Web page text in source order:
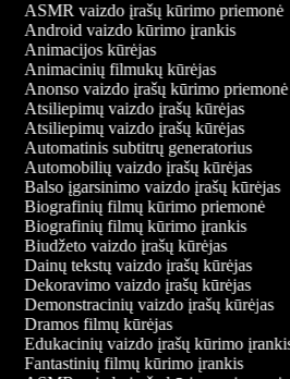
ASMR vaizdo įrašų kūrimo priemonė
Android vaizdo kūrimo įrankis
Animacijos kūrėjas
Animacinių filmukų kūrėjas
Anonso vaizdo įrašų kūrimo priemonė
Atsiliepimų vaizdo įrašų kūrėjas
Atsiliepimų vaizdo įrašų kūrėjas
Automatinis subtitrų generatorius
Automobilių vaizdo įrašų kūrėjas
Balso įgarsinimo vaizdo įrašų kūrėjas
Biografinių filmų kūrimo priemonė
Biografinių filmų kūrimo įrankis
Biudžeto vaizdo įrašų kūrėjas
Dainų tekstų vaizdo įrašų kūrėjas
Dekoravimo vaizdo įrašų kūrėjas
Demonstracinių vaizdo įrašų kūrėjas
Dramos filmų kūrėjas
Edukacinių vaizdo įrašų kūrimo įrankis
Fantastinių filmų kūrimo įrankis